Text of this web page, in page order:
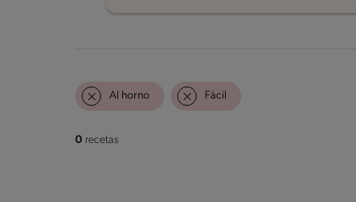
Al horno Fácil
0 recetas